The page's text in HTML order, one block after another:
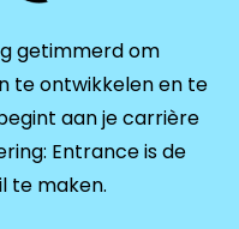
getimmerd om
te ontwikkelen en te
aan je carrière
Entrance is de
te maken.